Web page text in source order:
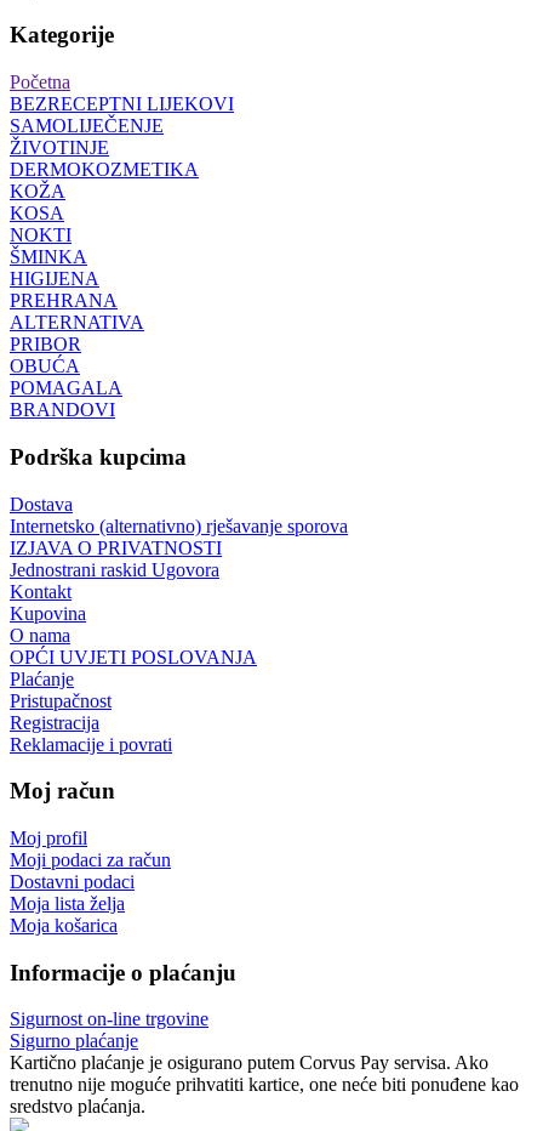
Kategorije
Početna
BEZRECEPTNI LIJEKOVI
SAMOLIJEČENJE
ŽIVOTINJE
DERMOKOZMETIKA
KOŽA
KOSA
NOKTI
ŠMINKA
HIGIJENA
PREHRANA
ALTERNATIVA
PRIBOR
OBUĆA
POMAGALA
BRANDOVI
Podrška kupcima
Dostava
Internetsko (alternativno) rješavanje sporova
IZJAVA O PRIVATNOSTI
Jednostrani raskid Ugovora
Kontakt
Kupovina
O nama
OPĆI UVJETI POSLOVANJA
Plaćanje
Pristupačnost
Registracija
Reklamacije i povrati
Moj račun
Moj profil
Moji podaci za račun
Dostavni podaci
Moja lista želja
Moja košarica
Informacije o plaćanju
Sigurnost on-line trgovine
Sigurno plaćanje
Kartično plaćanje je osigurano putem Corvus Pay servisa. Ako
trenutno nije moguće prihvatiti kartice, one neće biti ponuđene kao
sredstvo plaćanja.